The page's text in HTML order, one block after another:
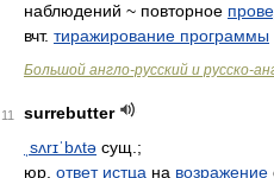
наблюдений ~ повторное
вчт. тиражирование программы
Большой англо-русский и русско-
11
surrebutter
ˌsʌrɪˈbʌtə сущ.;
юр. ответ истца на возражение